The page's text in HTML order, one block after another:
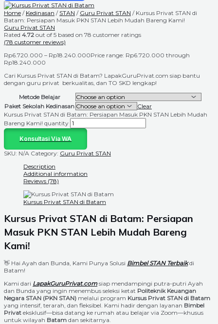
Home / Kedinasan / STAN / Guru Privat STAN / Kursus Privat STAN di
Batam: Persiapan Masuk PKN STAN Lebih Mudah Bareng Kami!
Guru Privat STAN
Rated 4.72 out of 5 based on 78 customer ratings
(78 customer reviews)
Rp6.720.000 – Rp18.240.000Price range: Rp6.720.000 through
Rp18.240.000
Cari Kursus Privat STAN di Batam? LapakGuruPrivat.com siap bantu
dengan guru privat berkualitas, dan TO SKD lengkap!
Metode Belajar
Paket Sekolah Kedinasan
Clear
Kursus Privat STAN di Batam: Persiapan Masuk PKN STAN Lebih Mudah
Bareng Kami! quantity
Konsultasi Via WA
SKU: N/A Category: Guru Privat STAN
Description
Additional information
Reviews (78)
Kursus Privat STAN di Batam
Kursus Privat STAN di Batam: Persiapan
Masuk PKN STAN Lebih Mudah Bareng
Kami!
👋 Hai Ayah dan Bunda, Kami Punya Solusi Bimbel STAN Terbaikdi
Batam!
Kami dari LapakGuruPrivat.comsiap mendampingi putra-putri Ayah
dan Bunda yang ingin menembus seleksi ketat Politeknik Keuangan
Negara STAN (PKN STAN) melalui program Kursus Privat STAN di Batam
yang intensif, terarah, dan fleksibel. Kami hadir dengan layanan Bimbel
Privat eksklusif—bisa datang ke rumah atau belajar via Zoom—khusus
untuk wilayah Batam dan sekitarnya.